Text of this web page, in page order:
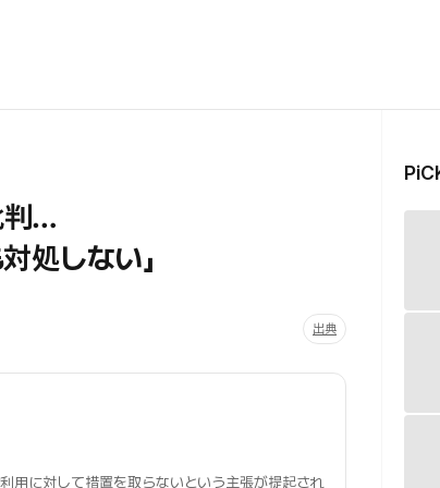
判…
処しない」
出典
用に対して措置を取らないという主張が提起され